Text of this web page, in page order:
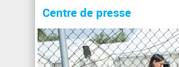
ici
Centre de presse